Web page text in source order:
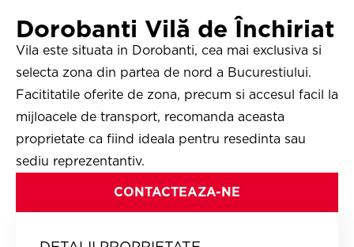
Dorobanti Vilă de Închiriat
Vila este situata in Dorobanti, cea mai exclusiva si
selecta zona din partea de nord a Bucurestiului.
Facititatile oferite de zona, precum si accesul facil la
mijloacele de transport, recomanda aceasta
proprietate ca fiind ideala pentru resedinta sau
sediu reprezentantiv.
CONTACTEAZA-NE